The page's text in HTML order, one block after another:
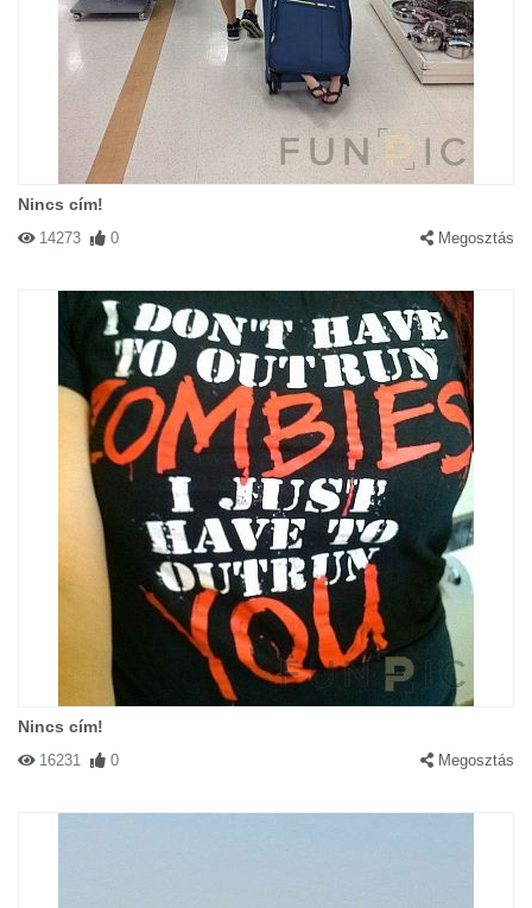
Nincs cím!
14273 0 Megosztás
Nincs cím!
16231 0 Megosztás